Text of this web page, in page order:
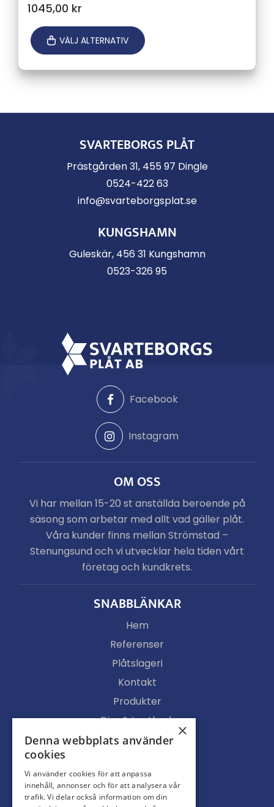
1045,00 kr
VÄLJ ALTERNATIV
SVARTEBORGS PLÅT
Prästgården 31, 455 97 Dingle
0524-422 63
info@svarteborgsplat.se
KUNGSHAMN
Guleskär, 456 31 Kungshamn
0523-326 95
Facebook
Instagram
OM OSS
Vi har mellan 15-20 st anställda beroende på
säsong som arbetar med allt vad gäller plåt.
Våra kunder finns mellan Strömstad –
Stenungsund och vi utvecklar hela tiden vårt
företag och kundkrets.
SNABBLÄNKAR
Hem
Referenser
Plåtslageri
Kontakt
Produkter
Djur & Lantbruk
Köpvillkor
Ljusgenomsläpp
Portar
×
Denna webbplats använder
cookies
Vi använder cookies för att anpassa
innehåll, annonser och för att analysera vår
trafik. Vi delar också information om din